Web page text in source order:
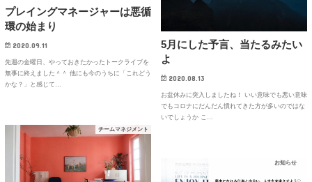
プレイングマネージャーは悪循
環の始まり
2020.09.11
先週の金曜日、やっておきたかったトークライブを
無事に終えました＾＾ 他にも今のうちに「これどう
かな？」と感じて…
5月にした予言、当たるみたい
よ
2020.08.13
お盆休みに突入しましたね！ いい意味でも悪い意味
でもコロナにだんだん慣れてきた方が多いのではな
いでしょうか こ…
チームマネジメント
お知らせ